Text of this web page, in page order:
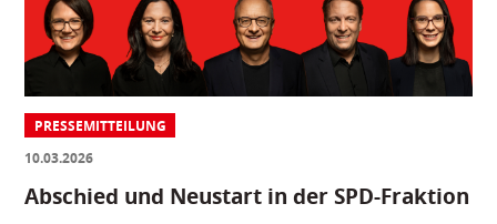
PRESSEMITTEILUNG
10.03.2026
Abschied und Neustart in der SPD-Fraktion